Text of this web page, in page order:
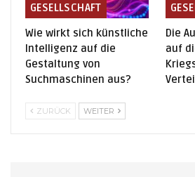
GESELLSCHAFT
Wie wirkt sich künstliche
Intelligenz auf die
Gestaltung von
Suchmaschinen aus?
Die
auf
ZURÜCK WEITER